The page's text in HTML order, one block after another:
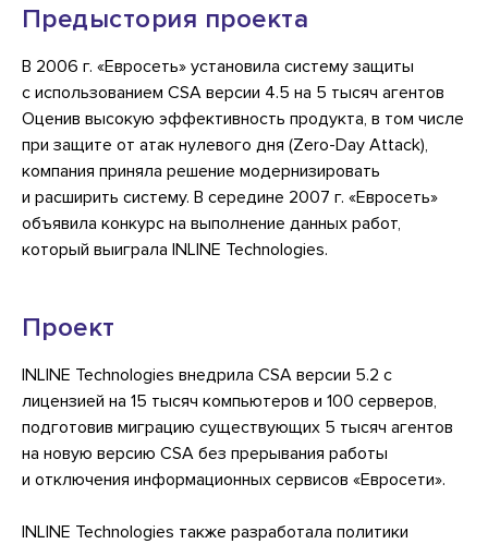
Предыстория проекта
В 2006 г. «Евросеть» установила систему защиты
с использованием CSA версии 4.5 на 5 тысяч агентов
Оценив высокую эффективность продукта, в том числе
при защите от атак нулевого дня (Zero-Day Attack),
компания приняла решение модернизировать
и расширить систему. В середине 2007 г. «Евросеть»
объявила конкурс на выполнение данных работ,
который выиграла INLINE Technologies.
Проект
INLINE Technologies внедрила CSA версии 5.2 с
лицензией на 15 тысяч компьютеров и 100 серверов,
подготовив миграцию существующих 5 тысяч агентов
на новую версию CSA без прерывания работы
и отключения информационных сервисов «Евросети».
INLINE Technologies также разработала политики